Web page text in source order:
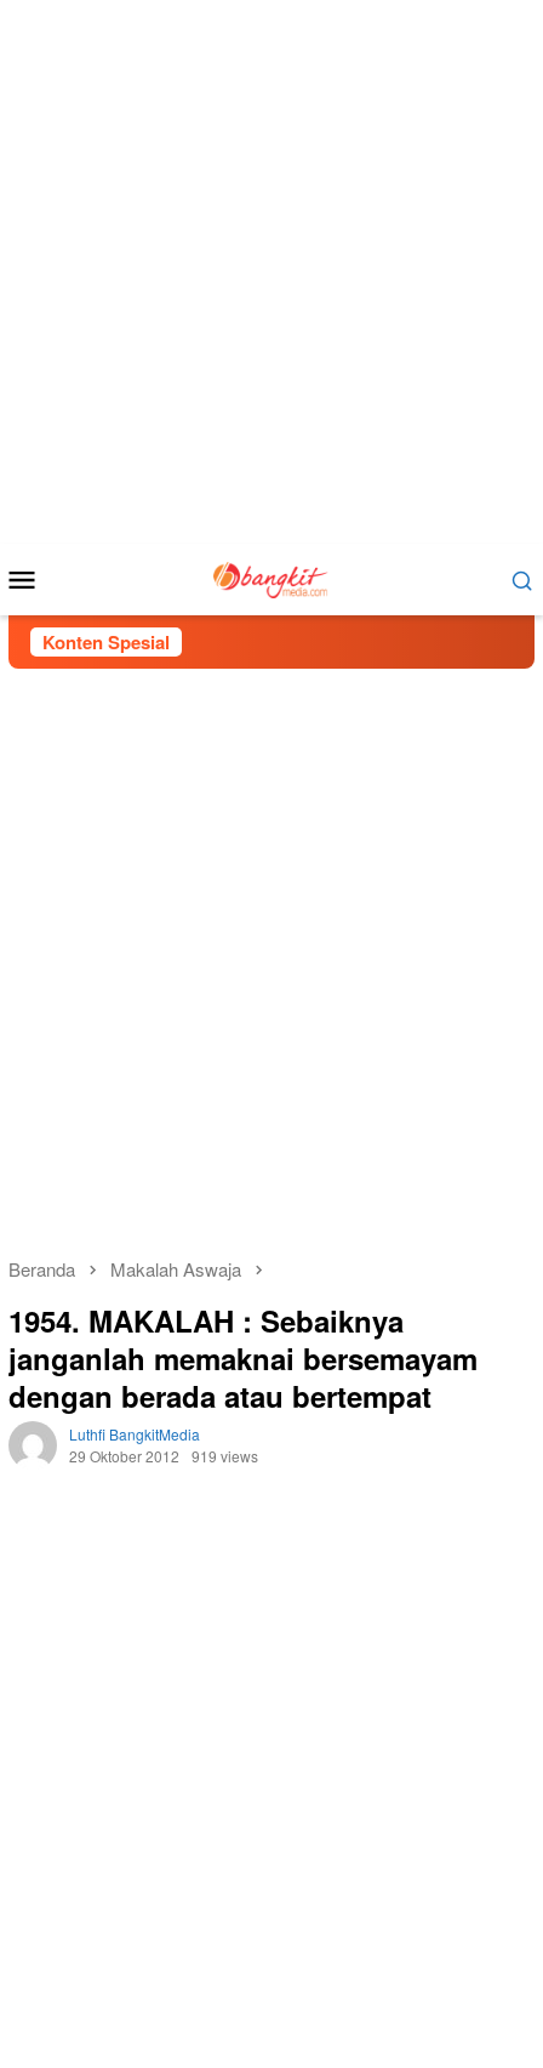
Mobile
Konten Spesial
Beranda Makalah Aswaja
1954. MAKALAH : Sebaiknya
janganlah memaknai bersemayam
dengan berada atau bertempat
Luthfi BangkitMedia
29 Oktober 2012
919 views